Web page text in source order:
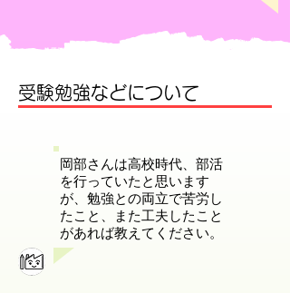
受験勉強などについて
岡部さんは高校時代、部活
を行っていたと思います
が、勉強との両立で苦労し
たこと、また工夫したこと
があれば教えてください。